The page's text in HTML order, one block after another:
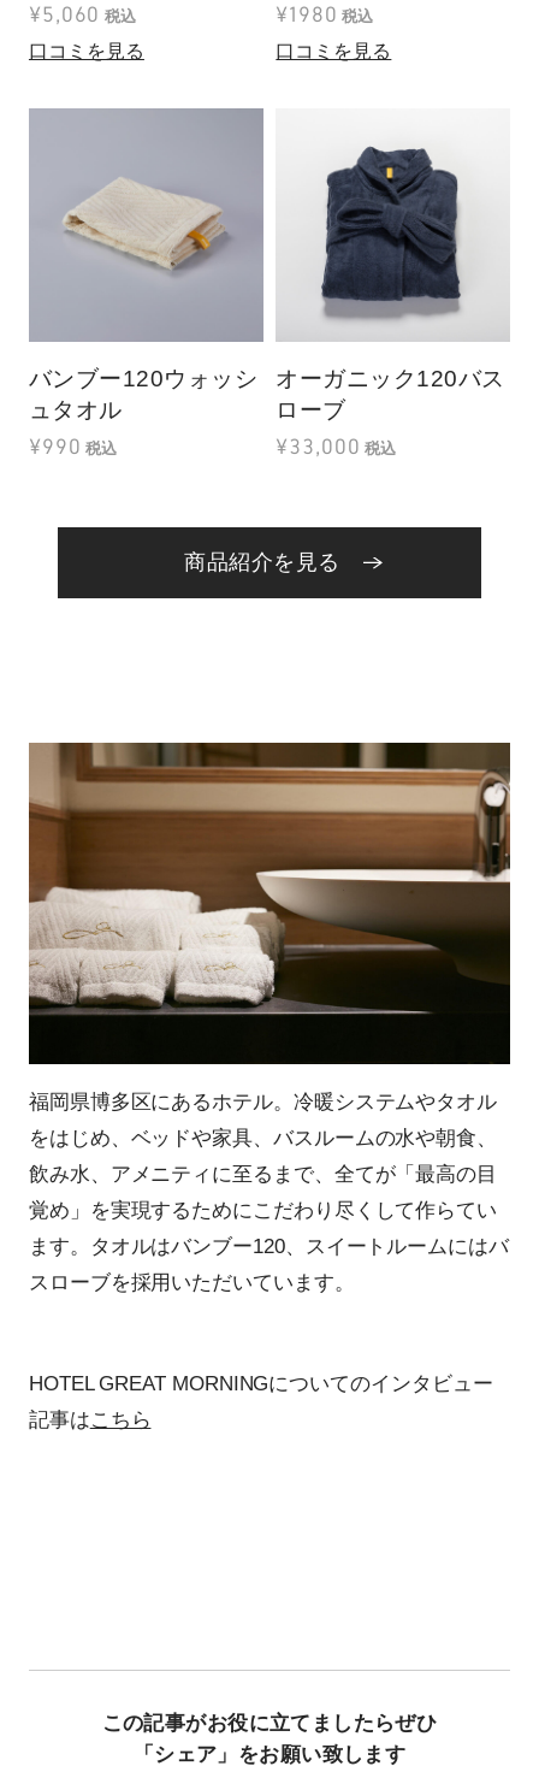
¥5,060 税込
口コミを見る
¥1980 税込
口コミを見る
バンブー120ウォッシ
ュタオル
¥990 税込
オーガニック120バス
ローブ
¥33,000 税込
商品紹介を見る
福岡県博多区にあるホテル。冷暖システムやタオル
をはじめ、ベッドや家具、バスルームの水や朝食、
飲み水、アメニティに至るまで、全てが「最高の目
覚め」を実現するためにこだわり尽くして作らてい
ます。タオルはバンブー120、スイートルームにはバ
スローブを採用いただいています。
HOTEL GREAT MORNINGについてのインタビュー
記事はこちら
この記事がお役に立てましたらぜひ
「シェア」をお願い致します